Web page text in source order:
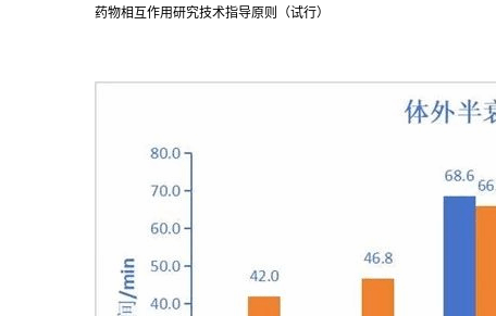
药物相互作用研究技术指导原则（试行）